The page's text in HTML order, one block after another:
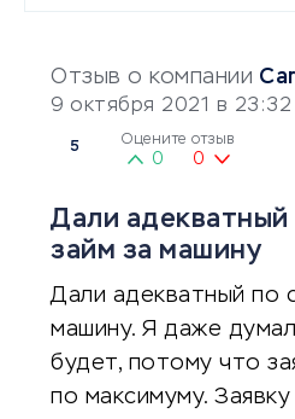
Отзыв о компании
9 октября 2021 в 23:32
5 Оцените отзыв
0 0
Дали адекватный
займ за машину
Дали адекватный по
машину. Я даже
будет, потому что
по максимуму.